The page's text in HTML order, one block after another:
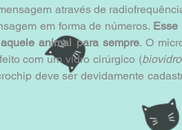
através de
em forma de números. Esse
animal para sempre. O
com um vidro cirúrgico (biovidro
deve ser devidamente